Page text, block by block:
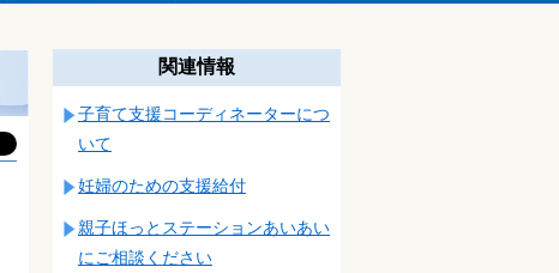
関連情報
子育て支援コーディネーターにつ
いて
妊婦のための支援給付
親子ほっとステーションあいあい
にご相談ください